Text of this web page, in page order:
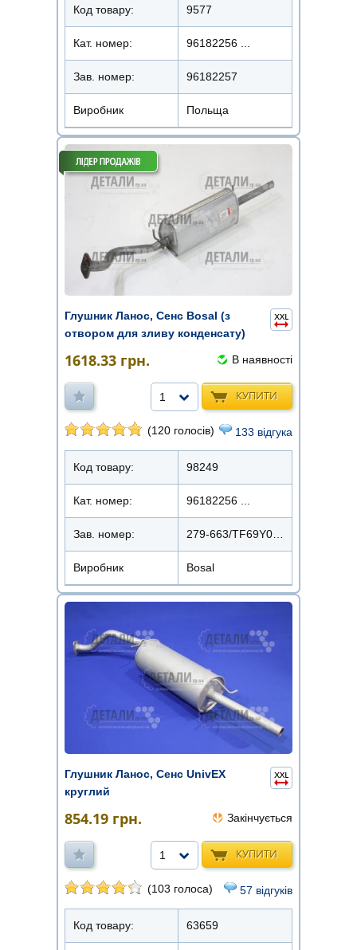
Код товару: 9577
Кат. номер: 96182256 ...
Зав. номер: 96182257
Виробник Польща
Глушник Ланос, Сенс Bosal (з
отвором для зливу конденсату)
1618.33 грн. В наявності
КУПИТИ
1
(120 голосів) 133 відгука
Код товару: 98249
Кат. номер: 96182256 ...
Зав. номер:
Виробник Bosal
Глушник Ланос, Сенс UnivEX
круглий
854.19 грн. Закінчується
КУПИТИ
1
(103 голоса) 57 відгуків
Код товару: 63659